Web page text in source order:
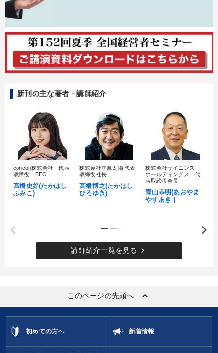
新刊の主な著者・講師紹介
concon株式会社 代表
取締役 CEO
髙橋史好(たかはし
ふみこ)
株式会社雨風太陽 代表
取締役社長
高橋博之(たかはし
ひろゆき)
株式会社サイエンス
ホールディングス 代
表取締役会長
青山恭明(あおやま
やすあき )
講師紹介一覧を見る keyboard_arrow_right
このページの先頭へ keyboard_arrow_up
初めての方へ 新着情報